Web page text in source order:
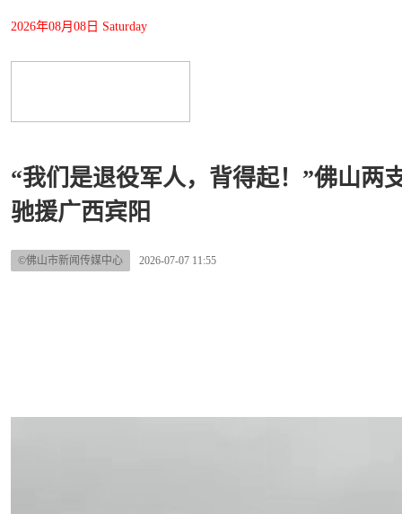
2026年08月08日 Saturday
“我们是退役军人，背得起！”佛山两
驰援广西宾阳
©佛山市新闻传媒中心 2026-07-07 11:55